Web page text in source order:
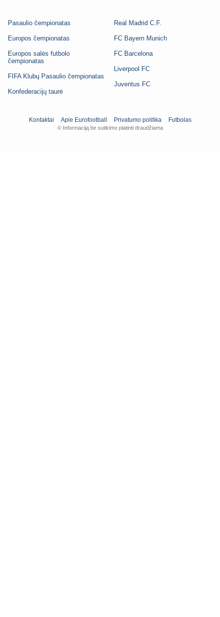
Pasaulio čempionatas
Europos čempionatas
Europos salės futbolo
čempionatas
FIFA Klubų Pasaulio čempionatas
Konfederacijų taurė
Real Madrid C.F.
FC Bayern Munich
FC Barcelona
Liverpool FC
Juventus FC
Kontaktai Apie Eurofootball Privatumo politika Futbolas
© Informaciją be sutikimo platinti draudžiama